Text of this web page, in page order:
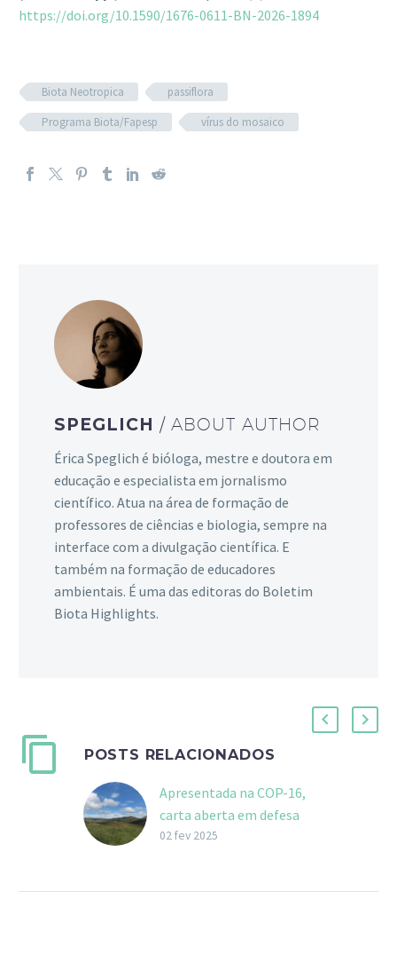
https://doi.org/10.1590/1676-0611-BN-2026-1894
Biota Neotropica
passiflora
Programa Biota/Fapesp
vírus do mosaico
SPEGLICH / ABOUT AUTHOR
Érica Speglich é bióloga, mestre e doutora em
educação e especialista em jornalismo
científico. Atua na área de formação de
professores de ciências e biologia, sempre na
interface com a divulgação científica. E
também na formação de educadores
ambientais. É uma das editoras do Boletim
Biota Highlights.
POSTS RELACIONADOS
Apresentada na COP-16,
carta aberta em defesa
da conservação dos
02 fev 2025